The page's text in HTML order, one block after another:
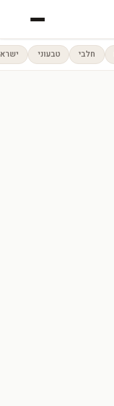
חלבי טבעוני